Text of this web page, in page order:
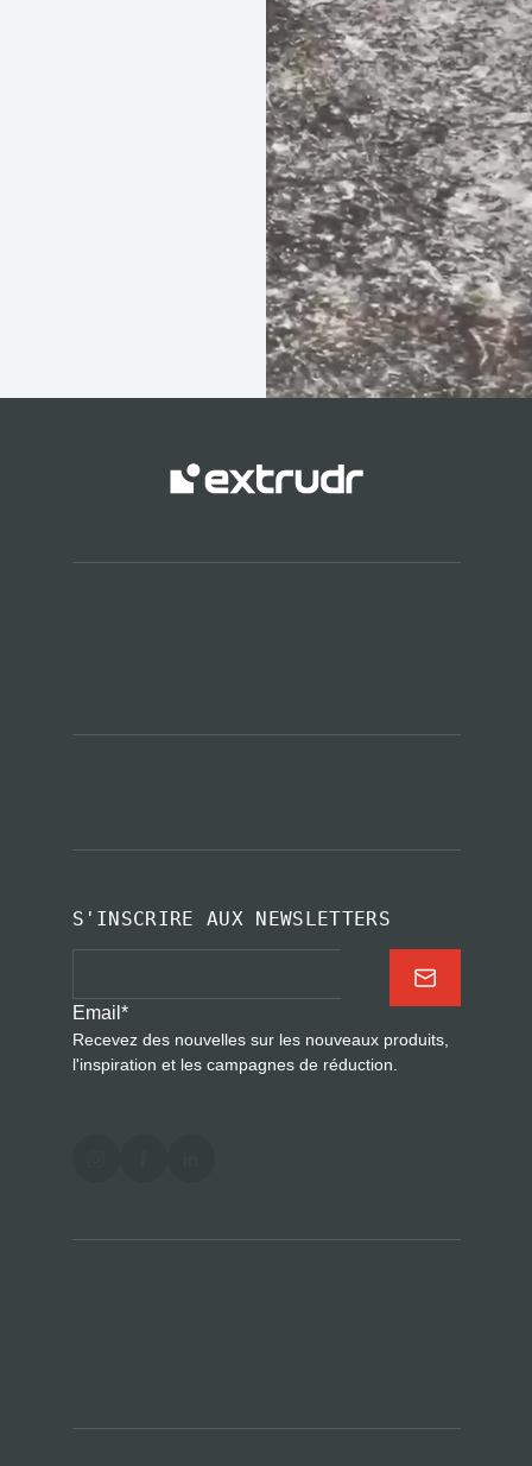
S'INSCRIRE AUX NEWSLETTERS
Email *
Recevez des nouvelles sur les nouveaux produits,
l'inspiration et les campagnes de réduction.